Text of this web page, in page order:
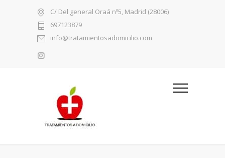
C/ Del general Oraá nº5, Madrid (28006)
697123879
info@tratamientosadomicilio.com